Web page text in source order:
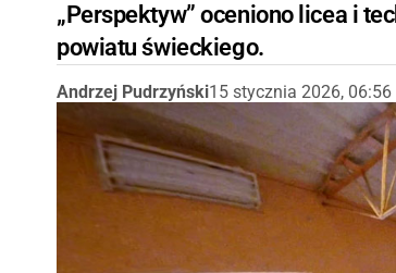
„Perspektyw” oceniono licea i
powiatu świeckiego.
Andrzej Pudrzyński15 stycznia 2026, 06:56